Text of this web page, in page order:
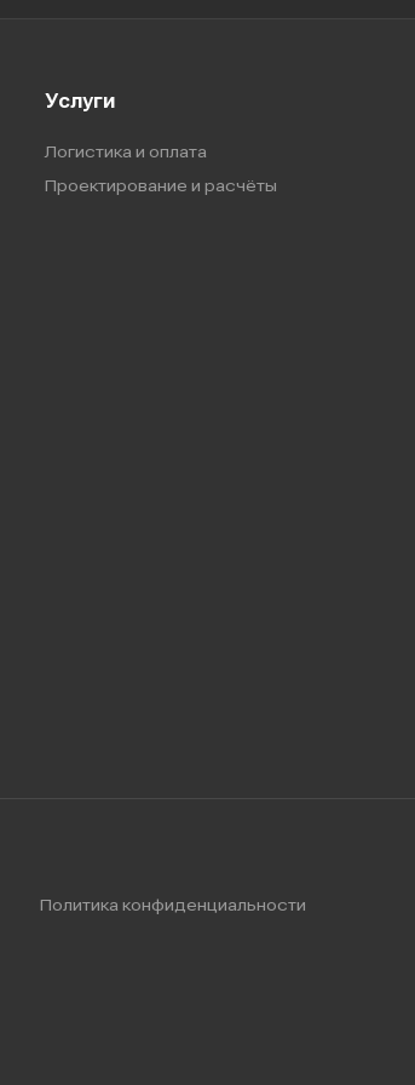
Услуги
Логистика и оплата
Проектирование и расчёты
Политика конфиденциальности